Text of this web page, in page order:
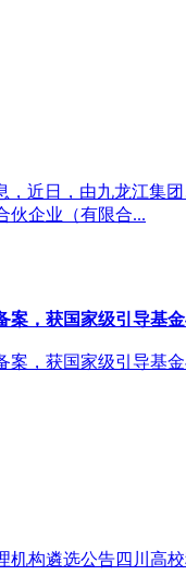
，近日，由九龙江集
伙企业（有限合...
案，获国家级引导基
案，获国家级引导基
机构遴选公告四川高